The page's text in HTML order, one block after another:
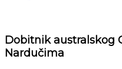
Dobitnik australskog
Nardučima